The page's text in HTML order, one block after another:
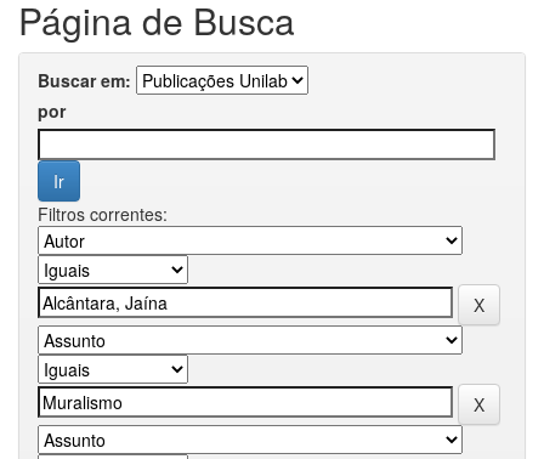
Página de Busca
Buscar em:
por
Filtros correntes: